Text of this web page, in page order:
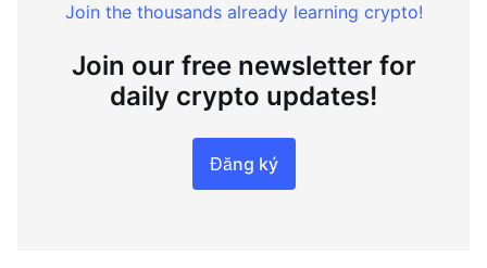
Join the thousands already learning crypto!
Join our free newsletter for
daily crypto updates!
Đăng ký